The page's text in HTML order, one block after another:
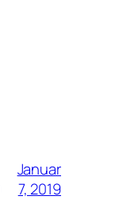
Januar
7, 2019